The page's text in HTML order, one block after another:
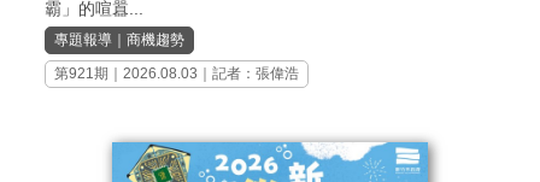
霸」的喧囂...
專題報導 ｜商機趨勢
第921期
｜2026.08.03｜記者：張偉浩